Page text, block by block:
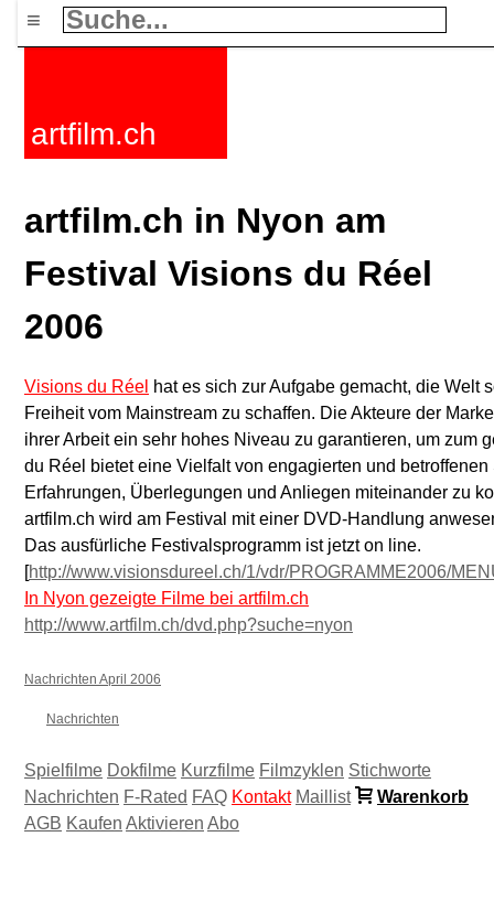
≡
artfilm.ch
artfilm.ch in Nyon am
Festival Visions du Réel
2006
Visions du Réel hat es sich zur Aufgabe gemacht, die Welt
Freiheit vom Mainstream zu schaffen. Die Akteure der
ihrer Arbeit ein sehr hohes Niveau zu garantieren, um zum
du Réel bietet eine Vielfalt von engagierten und
Erfahrungen, Überlegungen und Anliegen miteinander zu
artfilm.ch wird am Festival mit einer DVD-Handlung
Das ausfürliche Festivalsprogramm ist jetzt on line.
[http://www.visionsdureel.ch/1/vdr/PROGRAMME2006/
In Nyon gezeigte Filme bei artfilm.ch
http://www.artfilm.ch/dvd.php?suche=nyon
Nachrichten April 2006
Nachrichten
Spielfilme Dokfilme Kurzfilme Filmzyklen Stichworte
Nachrichten F-Rated FAQ Kontakt Maillist
Warenkorb
AGB Kaufen Aktivieren Abo